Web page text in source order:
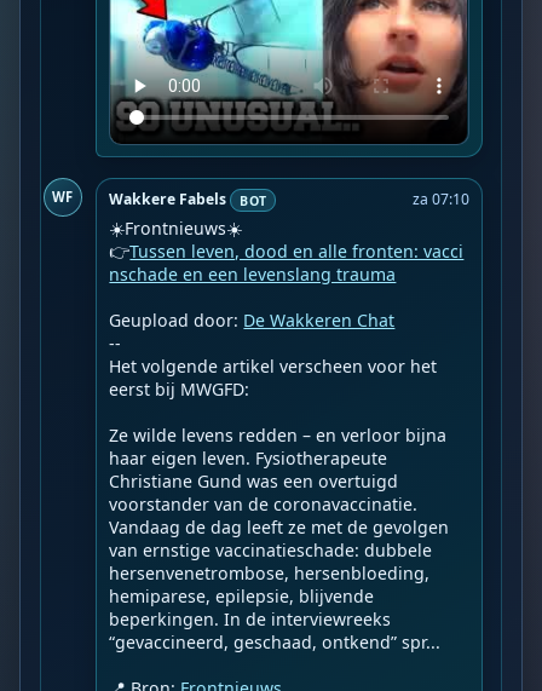
WF Wakkere Fabels BOT za 07:10
☀️Frontnieuws☀️
👉Tussen leven, dood en alle fronten: vacci
nschade en een levenslang trauma
Geupload door: De Wakkeren Chat
--
Het volgende artikel verscheen voor het
eerst bij MWGFD:
Ze wilde levens redden – en verloor bijna
haar eigen leven. Fysiotherapeute
Christiane Gund was een overtuigd
voorstander van de coronavaccinatie.
Vandaag de dag leeft ze met de gevolgen
van ernstige vaccinatieschade: dubbele
hersenvenetrombose, hersenbloeding,
hemiparese, epilepsie, blijvende
beperkingen. In de interviewreeks
“gevaccineerd, geschaad, ontkend” spr...